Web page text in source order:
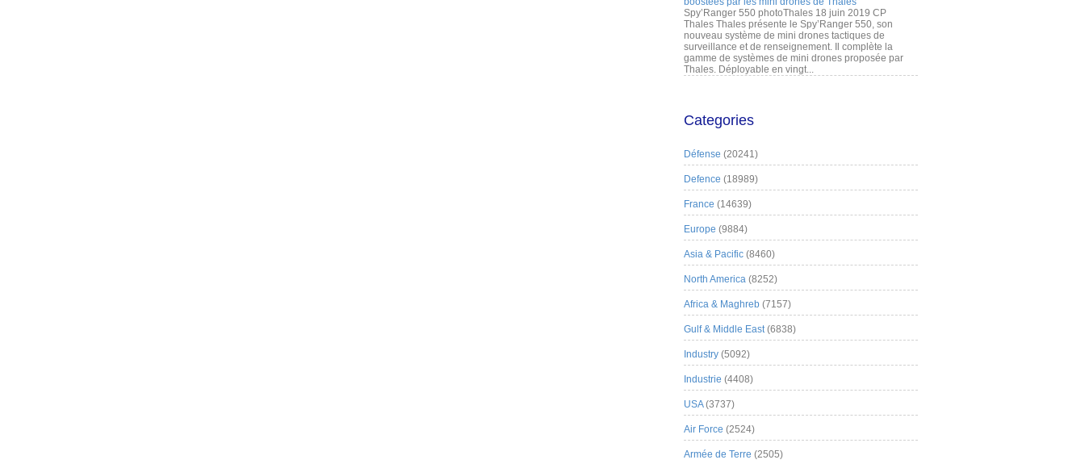
Spy’Ranger 550 photoThales 18 juin 2019 CP
Thales Thales présente le Spy’Ranger 550, son
nouveau système de mini drones tactiques de
surveillance et de renseignement. Il complète la
gamme de systèmes de mini drones proposée par
Thales. Déployable en vingt...
Categories
Défense (20241)
Defence (18989)
France (14639)
Europe (9884)
Asia & Pacific (8460)
North America (8252)
Africa & Maghreb (7157)
Gulf & Middle East(6838)
Industry (5092)
Industrie (4408)
USA(3737)
Air Force (2524)
Armée de Terre (2505)